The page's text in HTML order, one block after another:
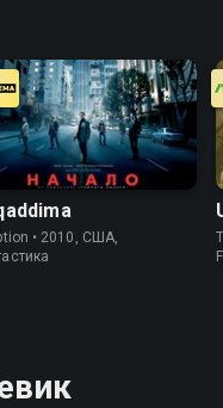
• 2010, США,